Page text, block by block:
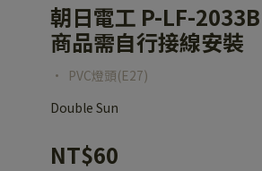
朝日電工 P-LF-
商品需自行接線安裝
• PVC燈頭(E27)
Double Sun
NT$60